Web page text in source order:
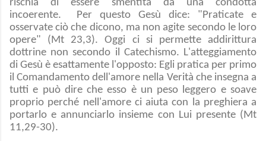
rischia di essere smentita da una condotta
incoerente. Per questo Gesù dice: "Praticate e
osservate ciò che dicono, ma non agite secondo le loro
opere" (Mt 23,3). Oggi ci si permette addirittura
dottrine non secondo il Catechismo. L'atteggiamento
di Gesù è esattamente l'opposto: Egli pratica per primo
il Comandamento dell'amore nella Verità che insegna a
tutti e può dire che esso è un peso leggero e soave
proprio perché nell'amore ci aiuta con la preghiera a
portarlo e annunciarlo insieme con Lui presente (Mt
11,29-30).